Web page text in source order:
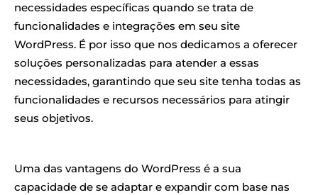
necessidades específicas quando se trata de
funcionalidades e integrações em seu site
WordPress. É por isso que nos dedicamos a oferecer
soluções personalizadas para atender a essas
necessidades, garantindo que seu site tenha todas as
funcionalidades e recursos necessários para atingir
seus objetivos.
Uma das vantagens do WordPress é a sua
capacidade de se adaptar e expandir com base nas